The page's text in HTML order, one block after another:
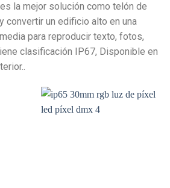
la mejor solución como telón de
convertir un edificio alto en una
para reproducir texto, fotos,
clasificación IP67, Disponible en